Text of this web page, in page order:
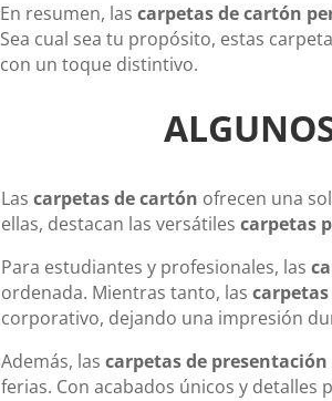
En resumen, las carpetas de cartón
Sea cual sea tu propósito, estas
con un toque distintivo.
Las carpetas de cartón ofrecen una
ellas, destacan las versátiles carpetas
Para estudiantes y profesionales, las
ordenada. Mientras tanto, las
corporativo, dejando una impresión
Además, las carpetas de
ferias. Con acabados únicos y